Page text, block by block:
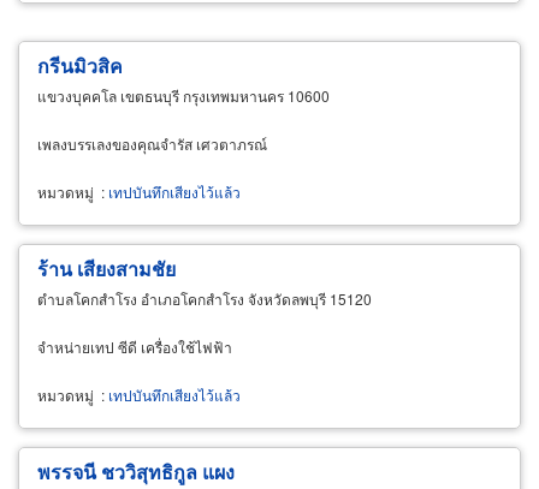
กรีนมิวสิค
แขวงบุคคโล เขตธนบุรี กรุงเทพมหานคร 10600
เพลงบรรเลงของคุณจำรัส เศวตาภรณ์
หมวดหมู่ : เทปบันทึกเสียงไว้แล้ว
ร้าน เสียงสามชัย
ตำบลโคกสำโรง อำเภอโคกสำโรง จังหวัดลพบุรี 15120
จำหน่ายเทป ซีดี เครื่องใช้ไฟฟ้า
หมวดหมู่ : เทปบันทึกเสียงไว้แล้ว
พรรจนี ชววิสุทธิกูล แผง